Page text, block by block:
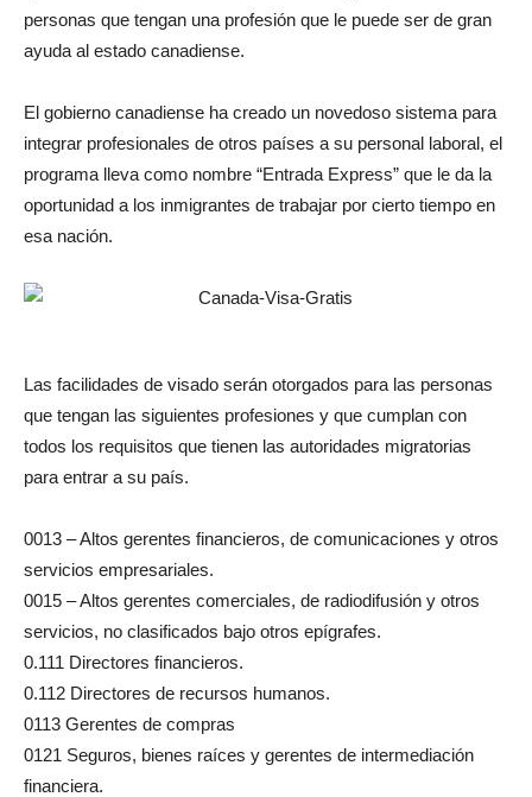
personas que tengan una profesión que le puede ser de gran
ayuda al estado canadiense.
El gobierno canadiense ha creado un novedoso sistema para
integrar profesionales de otros países a su personal laboral, el
programa lleva como nombre “Entrada Express” que le da la
oportunidad a los inmigrantes de trabajar por cierto tiempo en
esa nación.
Las facilidades de visado serán otorgados para las personas
que tengan las siguientes profesiones y que cumplan con
todos los requisitos que tienen las autoridades migratorias
para entrar a su país.
0013 – Altos gerentes financieros, de comunicaciones y otros
servicios empresariales.
0015 – Altos gerentes comerciales, de radiodifusión y otros
servicios, no clasificados bajo otros epígrafes.
0.111 Directores financieros.
0.112 Directores de recursos humanos.
0113 Gerentes de compras
0121 Seguros, bienes raíces y gerentes de intermediación
financiera.